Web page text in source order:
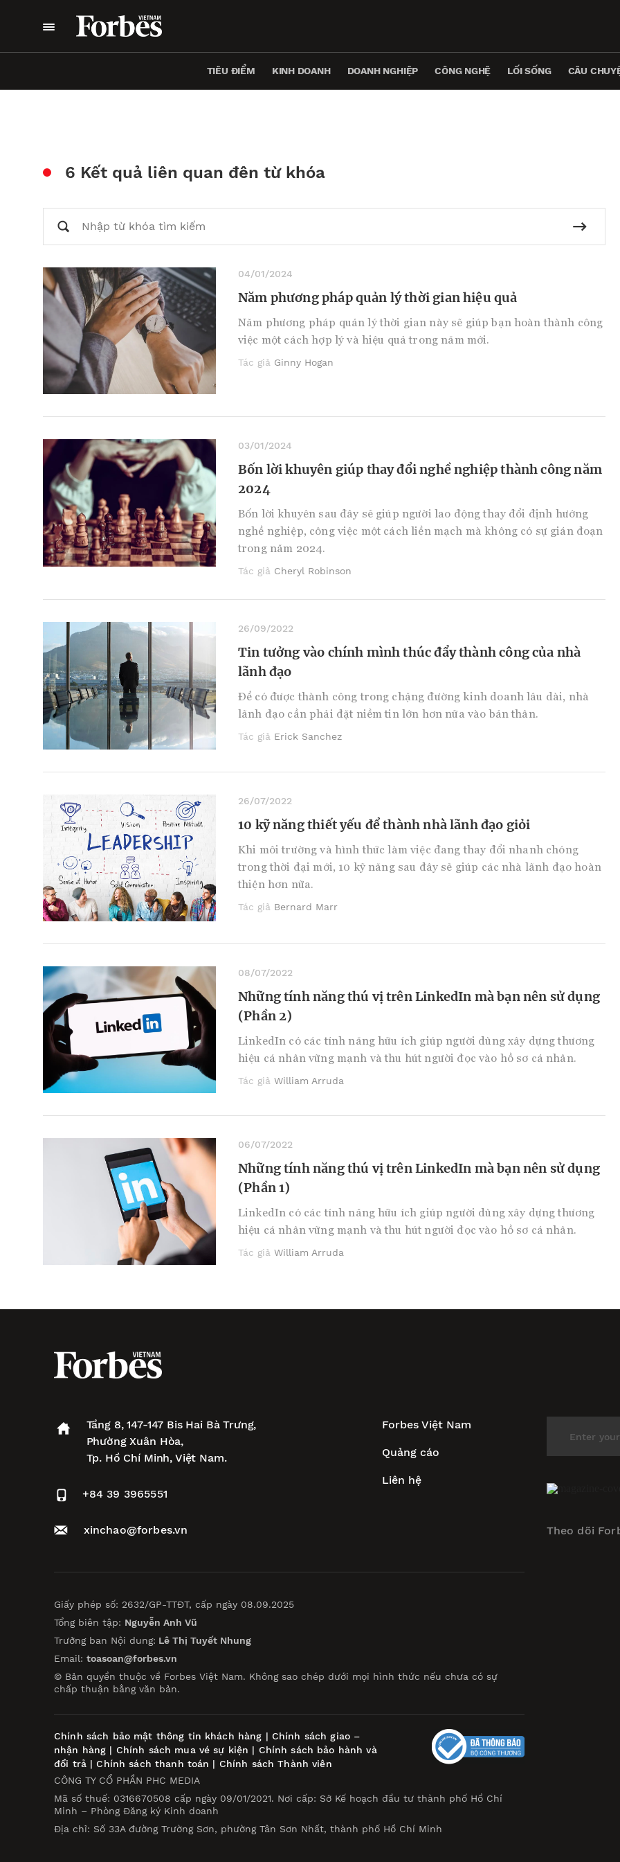
TIÊU ĐIỂM KINH DOANH DOANH NGHIỆP CÔNG NGHỆ LỐI SỐNG CÂU
6 Kết quả liên quan đên từ khóa
04/01/2024
Năm phương pháp quản lý thời gian hiệu quả
Năm phương pháp quản lý thời gian này sẽ giúp bạn hoàn thành công
việc một cách hợp lý và hiệu quả trong năm mới.
Tác giả Ginny Hogan
03/01/2024
Bốn lời khuyên giúp thay đổi nghề nghiệp thành công năm
2024
Bốn lời khuyên sau đây sẽ giúp người lao động thay đổi định hướng
nghề nghiệp, công việc một cách liền mạch mà không có sự gián đoạn
trong năm 2024.
Tác giả Cheryl Robinson
26/09/2022
Tin tưởng vào chính mình thúc đẩy thành công của nhà
lãnh đạo
Để có được thành công trong chặng đường kinh doanh lâu dài, nhà
lãnh đạo cần phải đặt niềm tin lớn hơn nữa vào bản thân.
Tác giả Erick Sanchez
26/07/2022
10 kỹ năng thiết yếu để thành nhà lãnh đạo giỏi
Khi môi trường và hình thức làm việc đang thay đổi nhanh chóng
trong thời đại mới, 10 kỹ năng sau đây sẽ giúp các nhà lãnh đạo hoàn
thiện hơn nữa.
Tác giả Bernard Marr
08/07/2022
Những tính năng thú vị trên LinkedIn mà bạn nên sử dụng
(Phần 2)
LinkedIn có các tính năng hữu ích giúp người dùng xây dựng thương
hiệu cá nhân vững mạnh và thu hút người đọc vào hồ sơ cá nhân.
Tác giả William Arruda
06/07/2022
Những tính năng thú vị trên LinkedIn mà bạn nên sử dụng
(Phần 1)
LinkedIn có các tính năng hữu ích giúp người dùng xây dựng thương
hiệu cá nhân vững mạnh và thu hút người đọc vào hồ sơ cá nhân.
Tác giả William Arruda
Tầng 8, 147-147 Bis Hai Bà Trưng,
Phường Xuân Hòa,
Tp. Hồ Chí Minh, Việt Nam.
+84 39 3965551
xinchao@forbes.vn
Forbes Việt Nam
Quảng cáo
Liên hệ
Giấy phép số: 2632/GP-TTĐT, cấp ngày 08.09.2025
Tổng biên tập: Nguyễn Anh Vũ
Trưởng ban Nội dung: Lê Thị Tuyết Nhung
Email: toasoan@forbes.vn
© Bản quyền thuộc về Forbes Việt Nam. Không sao chép dưới mọi hình thức nếu chưa có sự
chấp thuận bằng văn bản.
Chính sách bảo mật thông tin khách hàng | Chính sách giao –
nhận hàng | Chính sách mua vé sự kiện | Chính sách bảo hành và
đổi trả|Chính sách thanh toán | Chính sách Thành viên
CÔNG TY CỔ PHẦN PHC MEDIA
Mã số thuế: 0316670508 cấp ngày 09/01/2021. Nơi cấp: Sở Kế hoạch đầu tư thành phố Hồ Chí
Minh – Phòng Đăng ký Kinh doanh
Địa chỉ: Số 33A đường Trường Sơn, phường Tân Sơn Nhất, thành phố Hồ Chí Minh
Theo dõi